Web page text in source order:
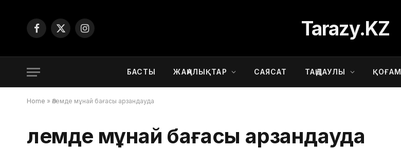
Facebook
X
Instagram Tarazy.KZ
БАСТЫ ЖАҢАЛЫҚТАР САЯСАТ ТАҢДАУЛЫ ҚОҒАМ
Home » Әлемде мұнай бағасы арзандауда
Әлемде мұнай бағасы арзандауда